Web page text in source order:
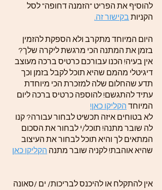
להוסיף את הפריט "הזמנה דחופה" לסל
הקניות בקישור זה.
היום המיוחד מתקרב ולא הספקת להזמין
בזמן את המתנה הכי מרגשת ליקרה שלך?
אין בעיה! הכנו עבורכם כרטיס ברכה מעוצב
דיגיטלי מהמם שהיא תוכל לקבל בזמן וכך
תדע שהחלום שלה למזכרת הכי מיוחדת
עתיד להתגשם! להוספה כרטיס ברכה ליום
המיוחד הקליקו כאן!
לא בטוחים איזה תכשיט לבחור עבורה? קנו
לה שובר מתנה! תוכל/י לבחור את הסכום
המתאים לך והיא תוכל לבחור את העיצוב
שהיא אוהבת! לקניה שובר מתנה הקליקו כאן
אין להתקלח או להיכנס לבריכות/ ים /סאונה